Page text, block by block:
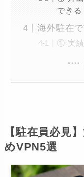
できる
海外駐在
① 実績
【駐在員必見
めVPN5選